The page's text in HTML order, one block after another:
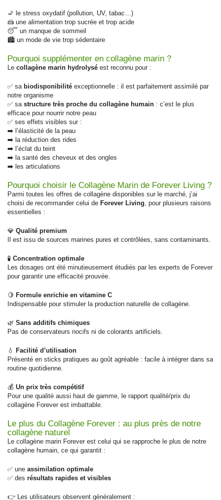
🚬 le stress oxydatif (pollution, UV, tabac…)
🍰 une alimentation trop sucrée et trop acide
😴 un manque de sommeil
🏙️ un mode de vie trop sédentaire
Pourquoi supplémenter en collagène marin ?
Le collagène marin hydrolysé est reconnu pour :
✅ sa biodisponibilité exceptionnelle : il est parfaitement assimilé par
notre organisme
✅ sa structure très proche du collagène humain : c’est le plus
efficace pour nourrir notre peau
✅ ses effets visibles sur :
➡️ l’élasticité de la peau
➡️ la réduction des rides
➡️ l’éclat du teint
➡️ la santé des cheveux et des ongles
➡️ les articulations
Pourquoi choisir le Collagène Marin de Forever Living ?
Parmi toutes les offres de collagène disponibles sur le marché, j’ai
choisi de recommander celui de Forever Living, pour plusieurs raisons
essentielles :
💎 Qualité premium
Il est issu de sources marines pures et contrôlées, sans contaminants.
🧪 Concentration optimale
Les dosages ont été minutieusement étudiés par les experts de Forever
pour garantir une efficacité prouvée.
🍋 Formule enrichie en vitamine C
Indispensable pour stimuler la production naturelle de collagène.
🌿 Sans additifs chimiques
Pas de conservateurs nocifs ni de colorants artificiels.
💧
Facilité d’utilisation
Présenté en sticks pratiques au goût agréable : facile à intégrer dans sa
routine quotidienne.
💰 Un prix très compétitif
Pour une qualité aussi haut de gamme, le rapport qualité/prix du
collagène Forever est imbattable.
Le plus du Collagène Forever : au plus près de notre
collagène naturel
Le collagène marin Forever est celui qui se rapproche le plus de notre
collagène humain, ce qui garantit :
✅ une assimilation optimale
✅ des résultats rapides et visibles
👉 Les utilisateurs observent généralement :